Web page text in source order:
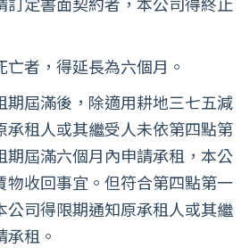
者，得延長為六個月。
期屆滿後，除適用耕地三七五減
承租人或其繼受人未依第四點第
期屆滿六個月內申請承租，本公
物收回事宜。但符合第四點第一
公司得限期通知原承租人或其繼
租。